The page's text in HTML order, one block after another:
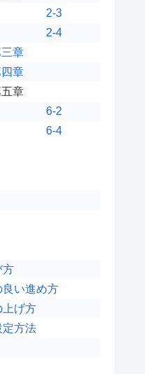
2-3
2-4
章
章
章
6-2
6-4
方
良い進め方
上げ方
定方法